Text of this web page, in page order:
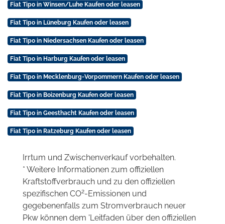
Fiat Tipo in Winsen/Luhe Kaufen oder leasen
Fiat Tipo in Lüneburg Kaufen oder leasen
Fiat Tipo in Niedersachsen Kaufen oder leasen
Fiat Tipo in Harburg Kaufen oder leasen
Fiat Tipo in Mecklenburg-Vorpommern Kaufen oder leasen
Fiat Tipo in Boizenburg Kaufen oder leasen
Fiat Tipo in Geesthacht Kaufen oder leasen
Fiat Tipo in Ratzeburg Kaufen oder leasen
Irrtum und Zwischenverkauf vorbehalten.
* Weitere Informationen zum offiziellen
Kraftstoffverbrauch und zu den offiziellen
spezifischen CO2-Emissionen und
gegebenenfalls zum Stromverbrauch neuer
Pkw können dem 'Leitfaden über den offiziellen